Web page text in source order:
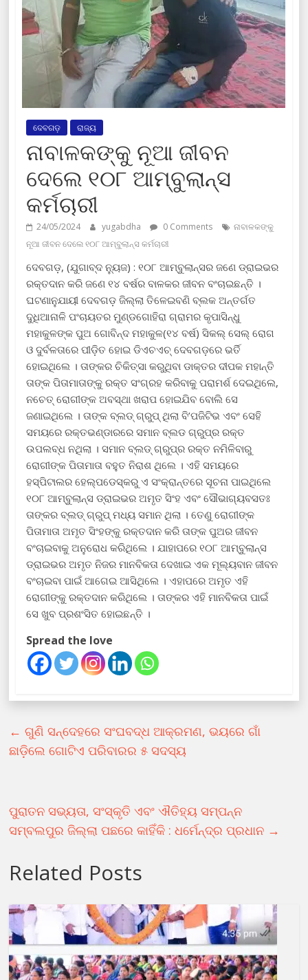
ଦେବଗଡ଼ ରାଜ୍ୟ
ନାବାଳକଙ୍କୁ ନୂଆ ଜୀବନ
ଦେଲେ ୧୦୮ ଆମ୍ବୁଲାନ୍ସ
କର୍ମଚାରୀ
24/05/2024 yugabdha 0 Comments
ନାବାଳକଙ୍କୁ
ନୂଆ ଜୀବନ ଦେଲେ ୧୦୮ ଆମ୍ବୁଲାନ୍ସ କର୍ମଚାରୀ
ଦେବଗଡ଼, (ଯୁଗାବ୍ଦ ନ୍ୟୁଜ) : ୧୦୮ ଆମ୍ବୁଲାନ୍ସର ଜଣେ ଡ୍ରାଇଭର
ରକ୍ତଦାନ କରି ଜଣେ ୧୪ ବର୍ଷର ବାଳକର ଜୀବନ ବଂଚାଇଛନ୍ତି ।
ଘଟଣାନୁଯାୟୀ ଦେବଗଡ଼ ଜିଲ୍ଲା ତିଳେଇବଣି ବ୍ଲକ ଅନ୍ତର୍ଗତ
ଦୁଧିଆନାଳି ପଂଚାୟତର ମୁଣ୍ଡଗୋହିରା ଗ୍ରାମର କୃପାସିନ୍ଧୁ
ମହାକୁଳଙ୍କ ପୁଅ ଗୋବିନ୍ଦ ମହାକୁଳ(୧୪ ବର୍ଷ) ସିକଲ୍ ସେଲ୍ ରୋଗ
ଓ ଦୁର୍ବଳତାରେ ପୀଡ଼ିତ ହୋଇ ଡିଏଚଏଚ୍ ଦେବଗଡ଼ରେ ଭର୍ତି
ହୋଇଥିଲେ । ତାଙ୍କର ଚିକିତ୍ସା କରୁଥିବା ଡାକ୍ତର ଦୀପକ ମହାନ୍ତି
ତାଙ୍କ ପିତାମାତାଙ୍କୁ ରକ୍ତ ସଂଗ୍ରହ କରିବାକୁ ପରାମର୍ଶ ଦେଇଥିଲେ,
ନଚେତ୍ ରୋଗୀଙ୍କ ଅବସ୍ଥା ଖରାପ ହୋଇଯିବ ବୋଲି ସେ
ଜଣାଇଥିଲେ । ତାଙ୍କ ବ୍ଲଡ୍ ଗ୍ରୁପ୍ ଥିଲା ବି’ପଜିଟିଭ ଏବଂ ସେହି
ସମୟରେ ରକ୍ତଭଣ୍ଡାରରେ ସମାନ ବ୍ଲଡ ଗ୍ରୁପ୍‌ର ରକ୍ତ
ଉପଲବ୍ଧ ନଥିଲା । ସମାନ ବ୍ଲଡ୍ ଗ୍ରୁପ୍‌ର ରକ୍ତ ନମିଳିବାରୁ
ରୋଗୀଙ୍କ ପିତାମାତା ବହୁତ ନିରାଶ ଥିଲେ । ଏହି ସମୟରେ
ହସ୍ପିଟାଲର ହେଲ୍ପଡେସ୍କରୁ ଏ ସଂକ୍ରାନ୍ତରେ ସୂଚନା ପାଇଥିଲେ
୧୦୮ ଆମ୍ବୁଲାନ୍ସ ଡ୍ରାଇଭର ଅମୃତ ସିଂହ ଏବଂ ସୌଭାଗ୍ୟବସତଃ
ତାଙ୍କର ବ୍ଲଡ୍ ଗ୍ରୁପ୍ ମଧ୍ୟ ସମାନ ଥିଲା । ତେଣୁ ରୋଗୀଙ୍କ
ପିତାମାତା ଅମୃତ ସିଂହଙ୍କୁ ରକ୍ତଦାନ କରି ତାଙ୍କ ପୁଅର ଜୀବନ
ବଂଚାଇବାକୁ ଅନୁରୋଧ କରିଥିଲେ । ଯାହାପରେ ୧୦୮ ଆମ୍ବୁଲାନ୍ସ
ଡ୍ରାଇଭର ଅମୃତ ନିଜର ମାନବିକତା ଦେଖାଇ ଏକ ମୂଲ୍ୟବାନ ଜୀବନ
ବଂଚାଇବା ପାଇଁ ଆଗେଇ ଆସିଥିଲେ । ଏହାପରେ ଅମୃତ ଏହି
ରୋଗୀଙ୍କୁ ରକ୍ତଦାନ କରିଥିଲେ । ତାଙ୍କର ଏହି ମାନବିକତା ପାଇଁ
ସେ ଖୁବ ପ୍ରଶଂସିତ ହୋଇଛନ୍ତି ।
Spread the love
← ଗୁଣି ସନ୍ଦେହରେ ସଂଘବଦ୍ଧ ଆକ୍ରମଣ, ଭୟରେ ଗାଁ
ଛାଡ଼ିଲେ ଗୋଟିଏ ପରିବାରର ୫ ସଦସ୍ୟ
ପୁରାତନ ସଭ୍ୟତା, ସଂସ୍କୃତି ଏବଂ ଐତିହ୍ୟ ସମ୍ପନ୍ନ
ସମ୍ବଲପୁର ଜିଲ୍ଲା ପଛରେ କାହିଁକି : ଧର୍ମେନ୍ଦ୍ର ପ୍ରଧାନ →
Related Posts